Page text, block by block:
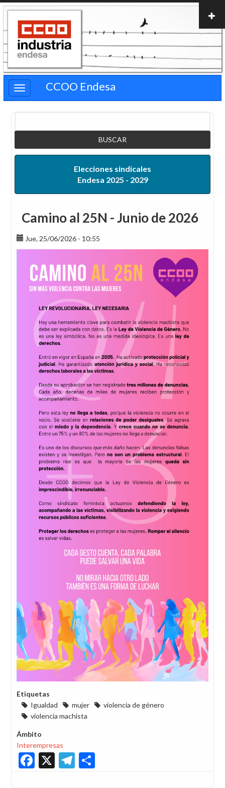
Pasar
contenido
principal
CCOO Endesa
Elecciones sindicales
Endesa 2025 - 2029
Camino al 25N - Junio de 2026
Jue, 25/06/2026 - 10:55
Etiquetas
Igualdad
mujer
violencia de género
violencia machista
Ámbito
Interempresas
Facebook
X Telegram